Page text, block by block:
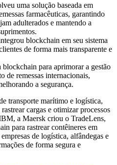
uma solução baseada em
farmacêuticas, garantindo
adulterados e mantendo a
blockchain em seu sistema
de forma mais transparente e
para aprimorar a gestão
de remessas internacionais,
a segurança.
transporte marítimo e logística,
cargas e otimizar processos
a Maersk criou o TradeLens,
para rastrear contêineres em
de logística, alfândegas e
de forma segura e